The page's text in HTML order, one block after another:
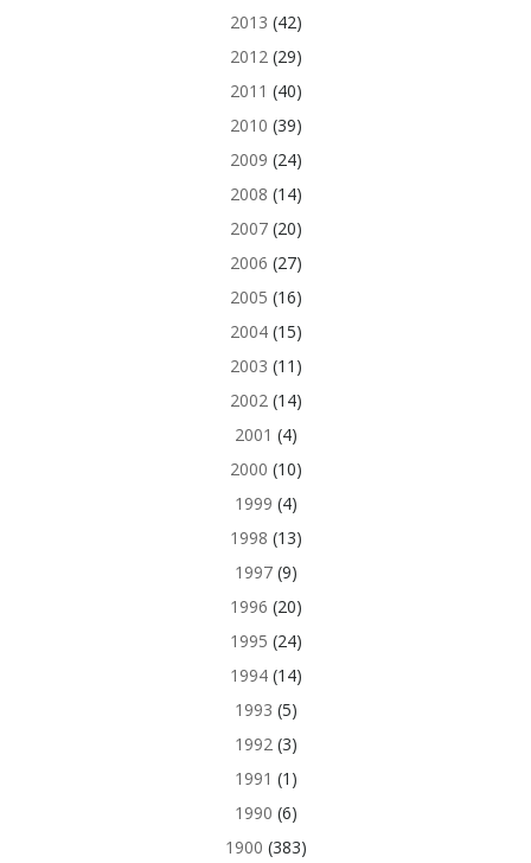
2013 (42)
2012 (29)
2011 (40)
2010 (39)
2009 (24)
2008 (14)
2007(20)
2006 (27)
2005 (16)
2004(15)
2003 (11)
2002 (14)
2001 (4)
2000 (10)
1999 (4)
1998 (13)
1997(9)
1996 (20)
1995 (24)
1994(14)
1993 (5)
1992 (3)
1991 (1)
1990 (6)
1900 (383)